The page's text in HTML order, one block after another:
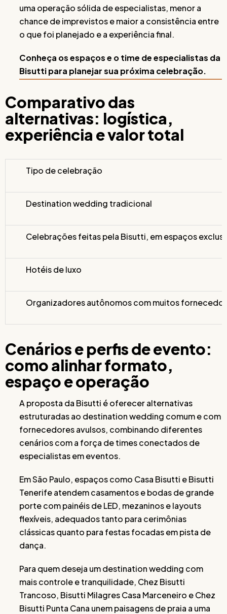
uma operação sólida de especialistas, menor a
chance de imprevistos e maior a consistência entre
o que foi planejado e a experiência final.
Conheça os espaços e o time de especialistas da
Bisutti para planejar sua próxima celebração.
Comparativo das
alternativas: logística,
experiência e valor total
Tipo de celebração
Destination wedding tradicional
Celebrações feitas pela Bisutti, em espaços
Hotéis de luxo
Organizadores autônomos com muitos
Cenários e perfis de evento:
como alinhar formato,
espaço e operação
A proposta da Bisutti é oferecer alternativas
estruturadas ao destination wedding comum e com
fornecedores avulsos, combinando diferentes
cenários com a força de times conectados de
especialistas em eventos.
Em São Paulo, espaços como Casa Bisutti e Bisutti
Tenerife atendem casamentos e bodas de grande
porte com painéis de LED, mezaninos e layouts
flexíveis, adequados tanto para cerimônias
clássicas quanto para festas focadas em pista de
dança.
Para quem deseja um destination wedding com
mais controle e tranquilidade, Chez Bisutti
Trancoso, Bisutti Milagres Casa Marceneiro e Chez
Bisutti Punta Cana unem paisagens de praia a uma